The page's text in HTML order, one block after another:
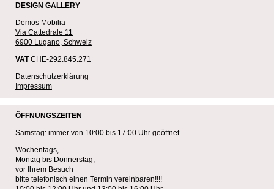
DESIGN GALLERY
Demos Mobilia
Via Cattedrale 11
6900 Lugano, Schweiz
VATCHE-292.845.271
Datenschutzerklärung
Impressum
ÖFFNUNGSZEITEN
Samstag: immer von 10:00 bis 17:00 Uhr geöffnet
Wochentags,
Montag bis Donnerstag,
vor Ihrem Besuch
bitte telefonisch einen Termin vereinbaren!!!!